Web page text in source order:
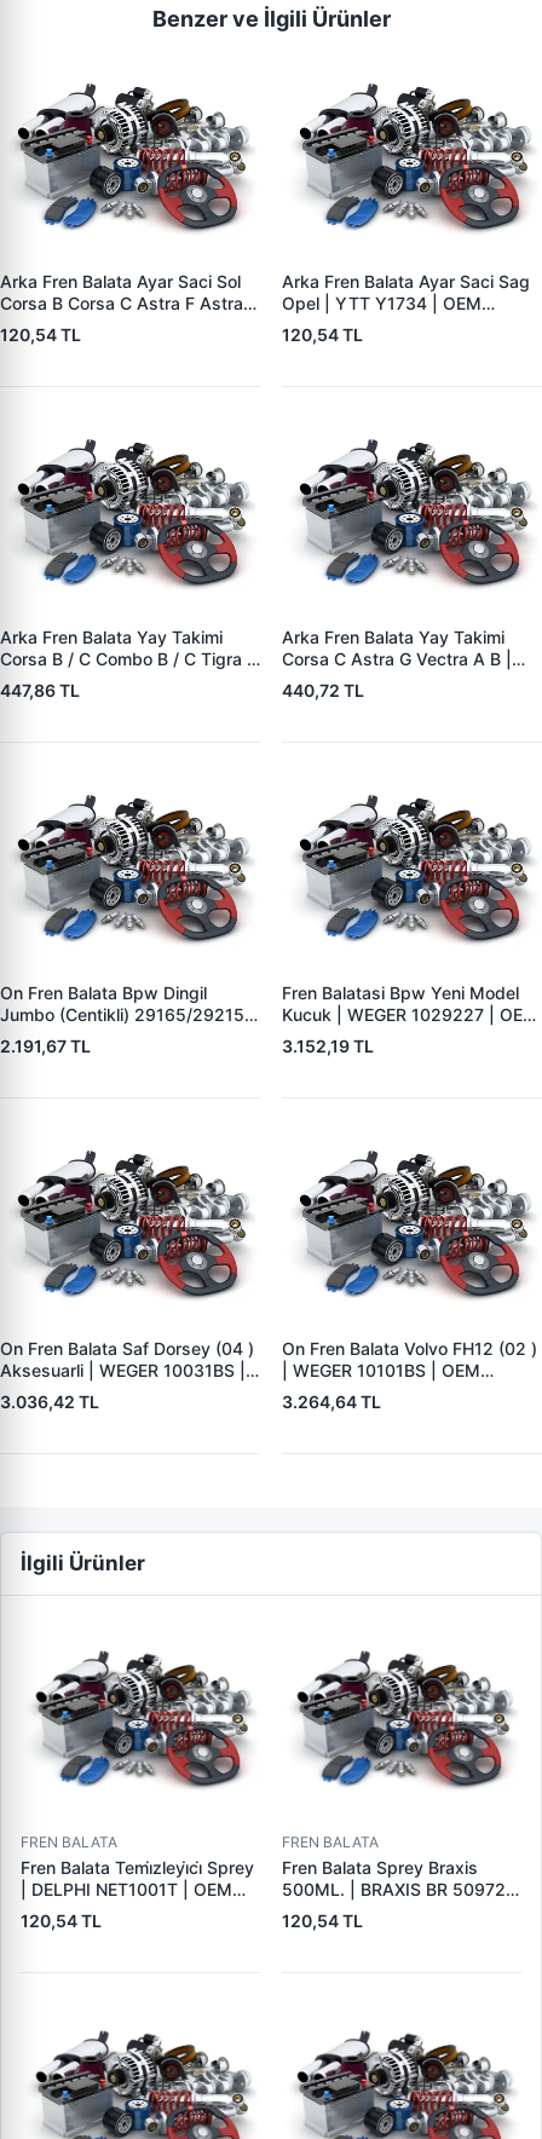
Benzer ve İlgili Ürünler
Arka Fren Balata Ayar Saci Sol
Corsa B Corsa C Astra F Astra G
Astra H Vectra B Tigra B | YTT
Y1735 | OEM 556440
120,54 TL
Arka Fren Balata Ayar Saci Sag
Opel | YTT Y1734 | OEM
556441
120,54 TL
Arka Fren Balata Yay Takimi
Corsa B / C Combo B / C Tigra A
| YTT Y1727 | OEM 1605988
447,86 TL
Arka Fren Balata Yay Takimi
Corsa C Astra G Vectra A B |
YTT Y1726 | OEM 1605985
440,72 TL
On Fren Balata Bpw Dingil
Jumbo (Centikli) 29165/29215 |
WEGER 10041-2 | OEM
0509290050 0980102750
2.191,67 TL
Fren Balatasi Bpw Yeni Model
Kucuk | WEGER 1029227 | OEM
509290120 29227
3.152,19 TL
On Fren Balata Saf Dorsey (04 )
Aksesuarli | WEGER 10031BS |
OEM 3057008400
3.036,42 TL
On Fren Balata Volvo FH12 (02 )
| WEGER 10101BS | OEM
1078439
3.264,64 TL
İlgili Ürünler
FREN BALATA
Fren Balata Temi̇zleyi̇ci̇ Sprey
| DELPHI NET1001T | OEM
BALATA SPREYI
120,54 TL
FREN BALATA
Fren Balata Sprey Braxis
500ML. | BRAXIS BR 50972 |
OEM BALATA SPREYI
120,54 TL